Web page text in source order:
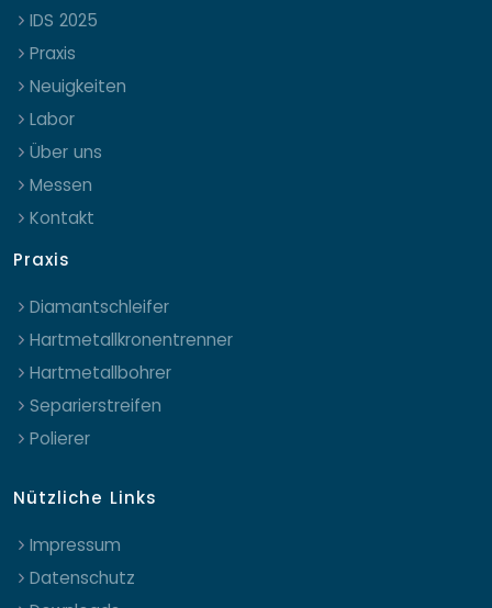
IDS 2025
Praxis
Neuigkeiten
Labor
Über uns
Messen
Kontakt
Praxis
Diamantschleifer
Hartmetallkronentrenner
Hartmetallbohrer
Separierstreifen
Polierer
Nützliche Links
Impressum
Datenschutz